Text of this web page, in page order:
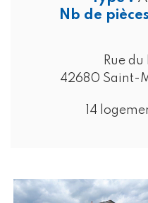
Nb de
Rue
42680 Saint-
14